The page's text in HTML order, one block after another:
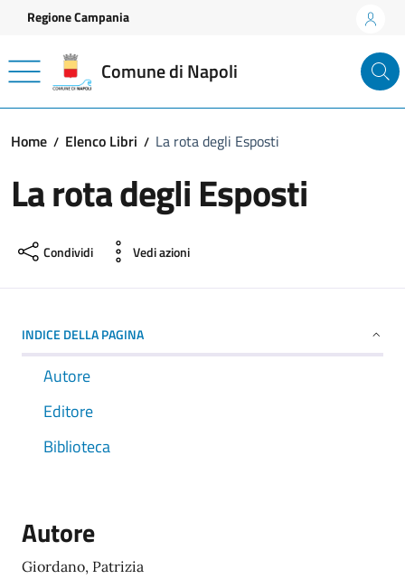
Vai ai contenuti
Vai al footer
Regione Campania
Comune di Napoli
Home Elenco Libri La rota degli Esposti
La rota degli Esposti
Condividi Vedi azioni
INDICE DELLA PAGINA
Autore
Editore
Biblioteca
Autore
Giordano, Patrizia